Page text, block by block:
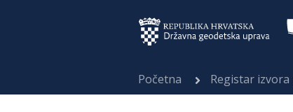
Početna Registar